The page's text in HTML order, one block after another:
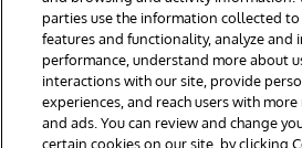
© 1996-2026 InterSystems Corporation,
vyhrazena.
Oznámení/podmínky a pravidla
Prohlášení o ochraně osobních údajů
parties use the information collected
features and functionality, analyze and
performance, understand more about
interactions with our site, provide
experiences, and reach users with
and ads. You can review and change
certain cookies on our site, by clicking